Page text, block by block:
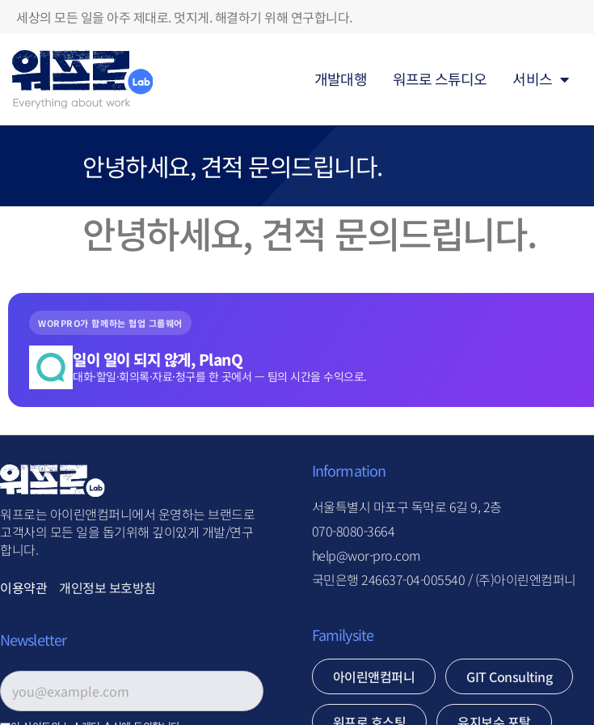
세상의 모든 일을 아주 제대로. 멋지게. 해결하기 위해 연구합니다.
개발대행 워프로 스튜디오 서비스
안녕하세요, 견적 문의드립니다.
안녕하세요, 견적 문의드립니다.
WORPRO가 함께하는 협업 그룹웨어
일이 일이 되지 않게, PlanQ
대화·할일·회의록·자료·청구를 한 곳에서 — 팀의 시간을 수익으로.
워프로는 아이린앤컴퍼니에서 운영하는 브랜드로
고객사의 모든 일을 돕기위해 깊이있게 개발/연구
합니다.
이용약관
개인정보 보호방침
Newsletter
이메일 주소*
Information
서울특별시 마포구 독막로 6길 9, 2층
070-8080-3664
help@wor-pro.com
국민은행 246637-04-005540 / (주)아이린엔컴퍼니
Familysite
아이린앤컴퍼니 GIT Consulting